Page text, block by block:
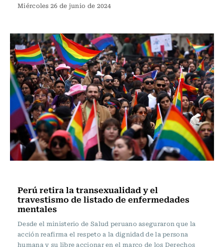
Miércoles 26 de junio de 2024
Perú retira la transexualidad y el
travestismo de listado de enfermedades
mentales
Desde el ministerio de Salud peruano aseguraron que la
acción reafirma el respeto a la dignidad de la persona
humana y su libre accionar en el marco de los Derechos